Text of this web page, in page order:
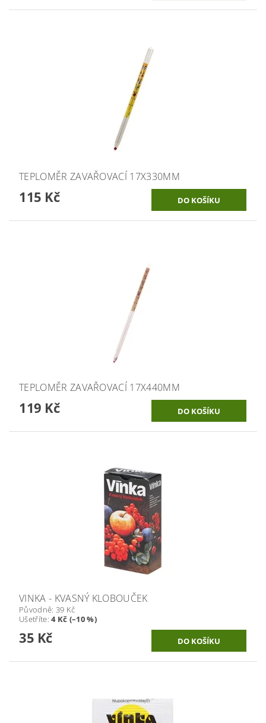
TEPLOMĚR ZAVAŘOVACÍ 17X330MM
115 Kč
TEPLOMĚR ZAVAŘOVACÍ 17X440MM
119 Kč
VINKA - KVASNÝ KLOBOUČEK
Původně: 39 Kč
Ušetříte:4 Kč (–10 %)
35 Kč